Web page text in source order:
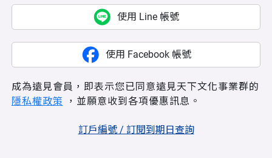
使用 Line 帳號
使用 Facebook 帳號
成為遠見會員，即表示您已同意遠見天下文化事業群的
隱私權政策 ，並願意收到各項優惠訊息。
訂戶編號 / 訂閱到期日查詢